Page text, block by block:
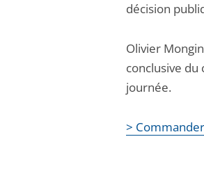
décision
Olivier
conclusive du
journée.
> Commander